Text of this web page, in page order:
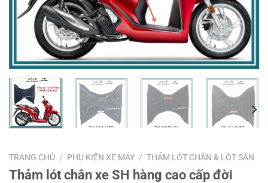
TRANG CHỦ / PHỤ KIỆN XE MÁY / THẢM LÓT CHÂN & LÓT SÀN
Thảm lót chân xe SH hàng cao cấp đời